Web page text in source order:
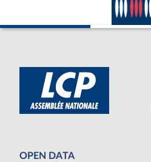
OPEN DATA